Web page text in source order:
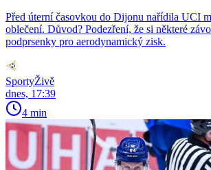
Před úterní časovkou do Dijonu nařídila UCI
oblečení. Důvod? Podezření, že si některé
podprsenky pro aerodynamický zisk.
SportyŽivě
dnes, 17:39
4 min